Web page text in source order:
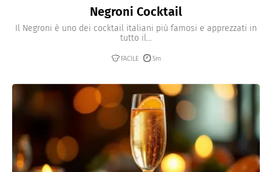
Negroni Cocktail
Il Negroni è uno dei cocktail italiani più famosi e apprezzati in
tutto il...
FACILE 5m